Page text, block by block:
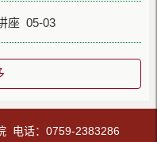
座 05-03
电话：0759-2383286